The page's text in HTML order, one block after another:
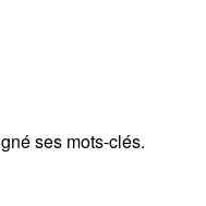
ses mots-clés.